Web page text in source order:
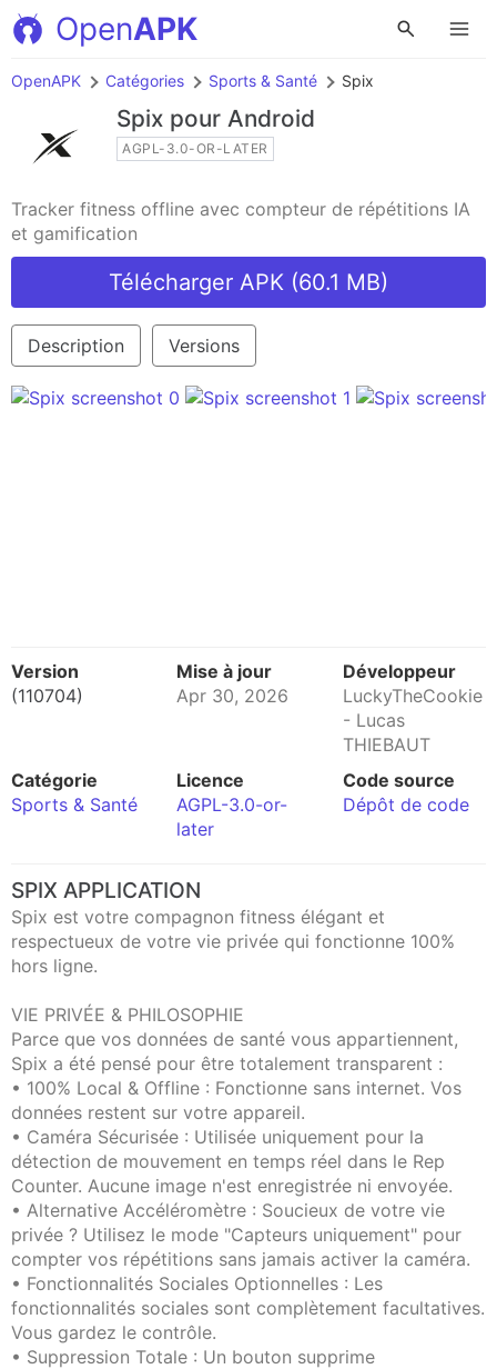
OpenAPK
OpenAPK Catégories Sports & Santé Spix
Spix pour Android
AGPL-3.0-OR-LATER
Tracker fitness offline avec compteur de répétitions IA
et gamification
Télécharger APK (60.1 MB)
Description Versions
Version
(110704)
Mise à jour
Apr 30, 2026
Développeur
LuckyTheCookie
- Lucas
THIEBAUT
Catégorie
Sports & Santé
Licence
AGPL-3.0-or-
later
Code source
Dépôt de code
SPIX APPLICATION
Spix est votre compagnon fitness élégant et
respectueux de votre vie privée qui fonctionne 100%
hors ligne.
VIE PRIVÉE & PHILOSOPHIE
Parce que vos données de santé vous appartiennent,
Spix a été pensé pour être totalement transparent :
• 100% Local & Offline : Fonctionne sans internet. Vos
données restent sur votre appareil.
• Caméra Sécurisée : Utilisée uniquement pour la
détection de mouvement en temps réel dans le Rep
Counter. Aucune image n'est enregistrée ni envoyée.
• Alternative Accéléromètre : Soucieux de votre vie
privée ? Utilisez le mode "Capteurs uniquement" pour
compter vos répétitions sans jamais activer la caméra.
• Fonctionnalités Sociales Optionnelles : Les
fonctionnalités sociales sont complètement facultatives.
Vous gardez le contrôle.
• Suppression Totale : Un bouton supprime